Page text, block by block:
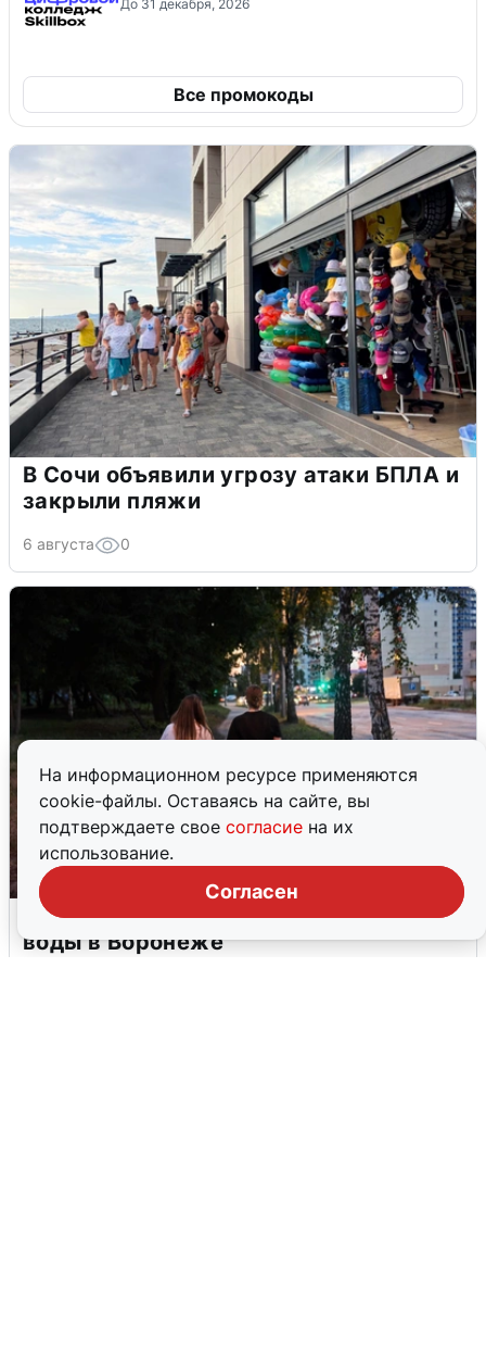
На информационном ресурсе применяются
cookie-файлы. Оставаясь на сайте, вы
подтверждаете свое согласие на их
использование.
Согласен
До 31 декабря, 2026
Все промокоды
В Сочи объявили угрозу атаки БПЛА и
закрыли пляжи
6 августа 0
Опубликована карта отключений
воды в Воронеже